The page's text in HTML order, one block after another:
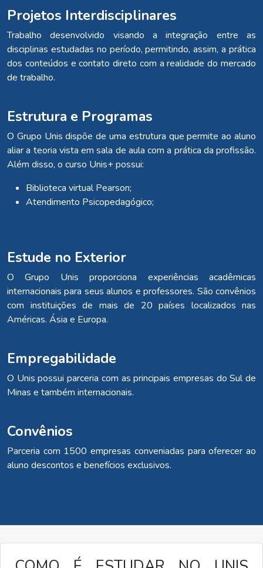
Projetos Interdisciplinares
Trabalho desenvolvido visando a integração entre as
disciplinas estudadas no período, permitindo, assim, a prática
dos conteúdos e contato direto com a realidade do mercado
de trabalho.
Estrutura e Programas
O Grupo Unis dispõe de uma estrutura que permite ao aluno
aliar a teoria vista em sala de aula com a prática da profissão.
Além disso, o curso Unis+ possui:
Biblioteca virtual Pearson;
Atendimento Psicopedagógico;
Estude no Exterior
O Grupo Unis proporciona experiências acadêmicas
internacionais para seus alunos e professores. São convênios
com instituições de mais de 20 países localizados nas
Américas. Ásia e Europa.
Empregabilidade
O Unis possui parceria com as principais empresas do Sul de
Minas e também internacionais.
Convênios
Parceria com 1500 empresas conveniadas para oferecer ao
aluno descontos e benefícios exclusivos.